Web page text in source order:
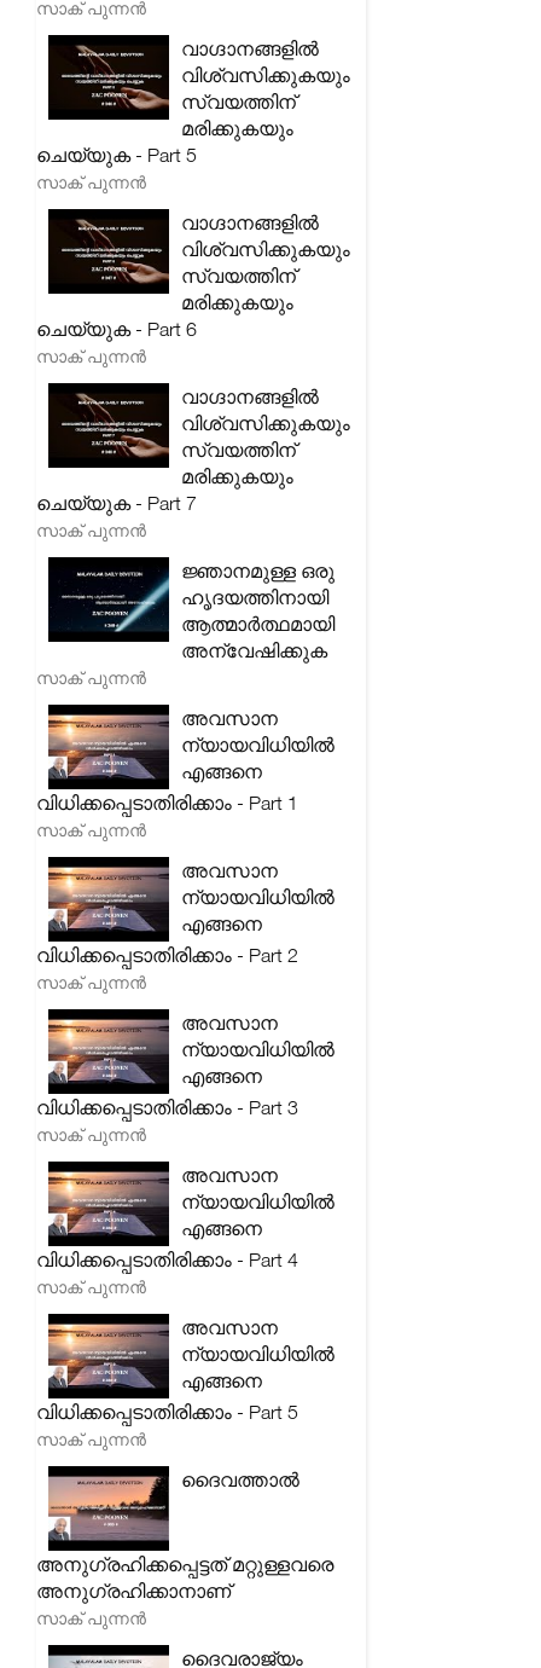
സാക് പുന്നൻ
വാഗ്ദാനങ്ങളിൽ
വിശ്വസിക്കുകയും
സ്വയത്തിന്
മരിക്കുകയും
ചെയ്യുക - Part 5
സാക് പുന്നൻ
വാഗ്ദാനങ്ങളിൽ
വിശ്വസിക്കുകയും
സ്വയത്തിന്
മരിക്കുകയും
ചെയ്യുക - Part 6
സാക് പുന്നൻ
വാഗ്ദാനങ്ങളിൽ
വിശ്വസിക്കുകയും
സ്വയത്തിന്
മരിക്കുകയും
ചെയ്യുക - Part 7
സാക് പുന്നൻ
ജ്ഞാനമുള്ള ഒരു
ഹൃദയത്തിനായി
ആത്മാർത്ഥമായി
അന്വേഷിക്കുക
സാക് പുന്നൻ
അവസാന
ന്യായവിധിയിൽ
എങ്ങനെ
വിധിക്കപ്പെടാതിരിക്കാം - Part 1
സാക് പുന്നൻ
അവസാന
ന്യായവിധിയിൽ
എങ്ങനെ
വിധിക്കപ്പെടാതിരിക്കാം - Part 2
സാക് പുന്നൻ
അവസാന
ന്യായവിധിയിൽ
എങ്ങനെ
വിധിക്കപ്പെടാതിരിക്കാം - Part 3
സാക് പുന്നൻ
അവസാന
ന്യായവിധിയിൽ
എങ്ങനെ
വിധിക്കപ്പെടാതിരിക്കാം - Part 4
സാക് പുന്നൻ
അവസാന
ന്യായവിധിയിൽ
എങ്ങനെ
വിധിക്കപ്പെടാതിരിക്കാം - Part 5
സാക് പുന്നൻ
ദൈവത്താൽ
അനുഗ്രഹിക്കപ്പെട്ടത് മറ്റുള്ളവരെ
അനുഗ്രഹിക്കാനാണ്
സാക് പുന്നൻ
ദൈവരാജ്യം